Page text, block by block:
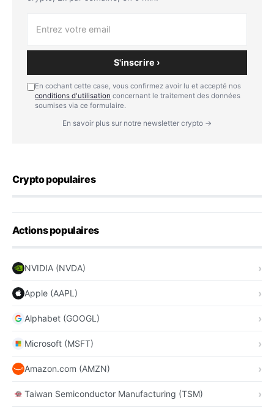
S'inscrire ›
En cochant cette case, vous confirmez avoir lu et accepté nos
conditions d'utilisation concernant le traitement des données
soumises via ce formulaire.
En savoir plus sur notre newsletter crypto →
Crypto populaires
Actions populaires
NVIDIA (NVDA)
Apple (AAPL)
Alphabet (GOOGL)
Microsoft (MSFT)
Amazon.com (AMZN)
Taiwan Semiconductor Manufacturing (TSM)